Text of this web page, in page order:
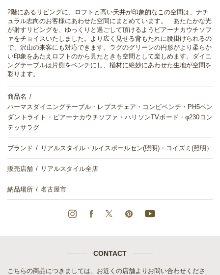
2階にあるリビングに、ロフトと高い天井が印象的なこの空間は、ナチ
ュラル志向のお客様にあわせた空間にまとめています。 あたたかな光
が射すリビングを、ゆっくりと過ごして頂けるようピアーナカウチソフ
ァをチョイスいたしました。より広く見せる背もたれに腰掛けられるの
で、沢山の来客にも対応できます。ラグのグリーンの円形がより柔らか
い印象をあたえロフトのから見たときも空間として楽しめます。ダイニ
ングテーブルは片側をベンチにし、楢材に絶妙にあわせた生地が空間を
彩ります。
商品名
ハーマスダイニングテーブル・レプスチェア・コンビベンチ・PH5ペン
ダントライト・ピアーナカウチソファ・ハリソンTVボード・φ230コン
テッサラグ
ブランド リアルスタイル・ルイスポールセン(照明)・コイズミ(照明）
販売店舗 リアルスタイル全店
納品場所 名古屋市
CONTACT
こちらの商品につきましては、お近くの店舗よりお問い合わせくださ